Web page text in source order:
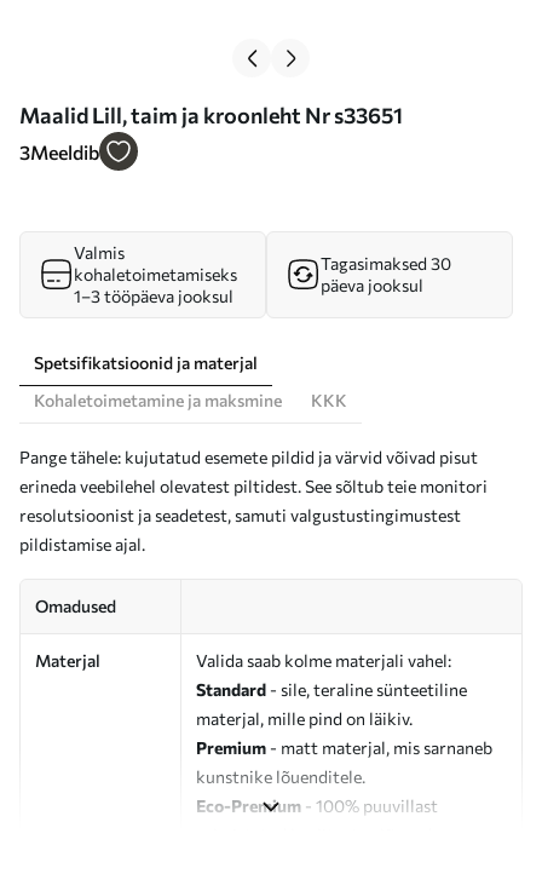
Maalid Lill, taim ja kroonleht Nr s33651
3Meeldib
Valmis
kohaletoimetamiseks
1–3 tööpäeva jooksul
Tagasimaksed 30
päeva jooksul
Spetsifikatsioonid ja materjal
Kohaletoimetamine ja maksmine
KKK
Pange tähele: kujutatud esemete pildid ja värvid võivad pisut
erineda veebilehel olevatest piltidest. See sõltub teie monitori
resolutsioonist ja seadetest, samuti valgustustingimustest
pildistamise ajal.
Omadused
Materjal
Valida saab kolme materjali vahel:
Standard - sile, teraline sünteetiline
materjal, mille pind on läikiv.
Premium - matt materjal, mis sarnaneb
kunstnike lõuenditele.
Eco-Premium - 100% puuvillast